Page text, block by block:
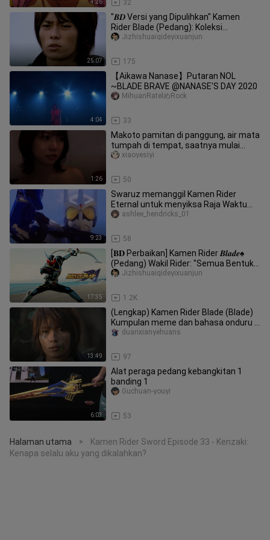
4:26 32
25:07
"𝑩𝑫 Versi yang Dipulihkan" Kamen
Rider Blade (Pedang): Koleksi
Pertarungan Klasik "Edisi Kesepuluh"
175
Jizhishuaiqideyixuanjun
4:04
【Aikawa Nanase】Putaran NOL
~BLADE BRAVE @NANASE'S DAY 2020
33
MihuanRatelめRock
1:26
Makoto pamitan di panggung, air mata
tumpah di tempat, saatnya mulai
belajar lagi
50
xiaoyesiyi
9:23
Swaruz memanggil Kamen Rider
Eternal untuk menyiksa Raja Waktu
secara brutal, Katsumi Daido: Saya ti
58
ashlee_hendricks_01
17:35
[𝐁𝐃 Perbaikan] Kamen Rider 𝑩𝒍𝒂𝒅𝒆♠
(Pedang) Wakil Rider: "Semua Bentuk
+ Koleksi Semua Bunuh"
1.2K
Jizhishuaiqideyixuanjun
13:49
(Lengkap) Kamen Rider Blade (Blade)
Kumpulan meme dan bahasa onduru -
Sword Chef akan langsung ke sa
97
duanxianyehuans
6:03
Alat peraga pedang kebangkitan 1
banding 1
53
Guchuan-youyi
Halaman utama >
Kamen Rider Sword Episode 33 - Kenzaki:
Kenapa selalu aku yang dikalahkan?